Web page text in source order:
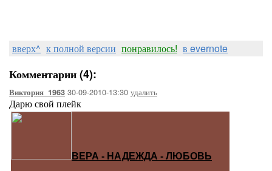
вверх^ к полной версии понравилось! в evernote
Комментарии (4):
Виктория_1963 30-09-2010-13:30 удалить
Дарю свой плейк
ВЕРА - НАДЕЖДА - ЛЮБОВЬ